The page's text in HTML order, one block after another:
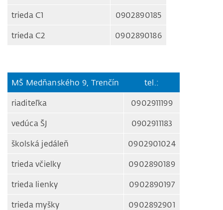
trieda C1 0902890185
trieda C2 0902890186
MŠ Medňanského 9, Trenčín tel.:
riaditeľka 0902911199
vedúca ŠJ 0902911183
školská jedáleň 0902901024
trieda včielky 0902890189
trieda lienky 0902890197
trieda myšky 0902892901